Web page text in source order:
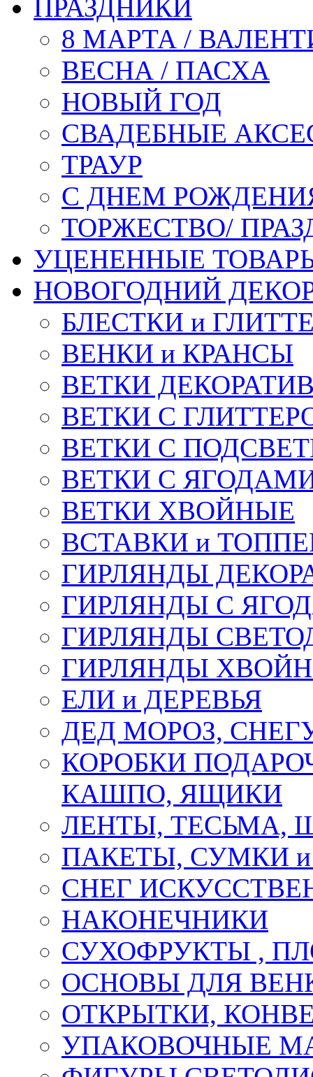
ПРАЗДНИКИ
8 МАРТА /
ВЕСНА / ПАСХА
НОВЫЙ ГОД
СВАДЕБНЫЕ
ТРАУР
С ДНЕМ
ТОРЖЕСТВО/
УЦЕНЕННЫЕ
НОВОГОДНИЙ
БЛЕСТКИ и
ВЕНКИ и КРАНСЫ
ВЕТКИ
ВЕТКИ С
ВЕТКИ С
ВЕТКИ С
ВЕТКИ ХВОЙНЫЕ
ВСТАВКИ и
ГИРЛЯНДЫ
ГИРЛЯНДЫ С
ГИРЛЯНДЫ
ГИРЛЯНДЫ
ЕЛИ и ДЕРЕВЬЯ
ДЕД МОРОЗ,
КОРОБКИ
КАШПО, ЯЩИКИ
ЛЕНТЫ, ТЕСЬМА,
ПАКЕТЫ, СУМКИ
СНЕГ
НАКОНЕЧНИКИ
СУХОФРУКТЫ ,
ОСНОВЫ ДЛЯ
ОТКРЫТКИ,
УПАКОВОЧНЫЕ